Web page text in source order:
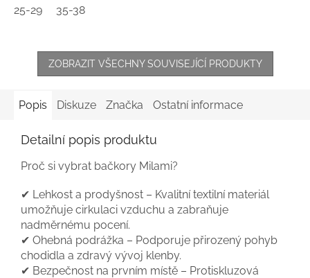
25-29 35-38
ZOBRAZIT VŠECHNY SOUVISEJÍCÍ PRODUKTY
Popis Diskuze Značka Ostatní informace
Detailní popis produktu
Proč si vybrat bačkory Milami?
✔ Lehkost a prodyšnost – Kvalitní textilní materiál
umožňuje cirkulaci vzduchu a zabraňuje
nadměrnému pocení.
✔ Ohebná podrážka – Podporuje přirozený pohyb
chodidla a zdravý vývoj klenby.
✔ Bezpečnost na prvním místě – Protiskluzová